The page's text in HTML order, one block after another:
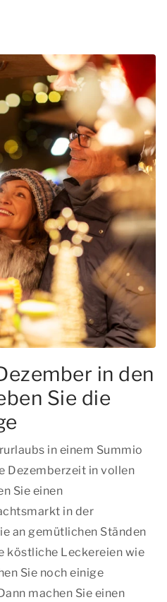
in den
Sie die
in einem Summio
Dezemberzeit in vollen
Sie einen
in der
an gemütlichen Ständen
köstliche Leckereien wie
Sie noch einige
machen Sie einen